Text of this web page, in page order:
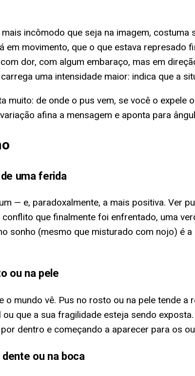
incômodo que seja na imagem,
em movimento, que o que estava represado
dor, com algum embaraço, mas em
uma intensidade maior: indica que a
muito: de onde o pus vem, se você o
afina a mensagem e aponta para
uma ferida
— e, paradoxalmente, a mais positiva. Ver
que finalmente foi enfrentado, uma
sonho (mesmo que misturado com nojo) é
ou na pele
o mundo vê. Pus no rosto ou na pele tende
que a sua fragilidade esteja sendo
dentro e começando a aparecer para os
ou na boca